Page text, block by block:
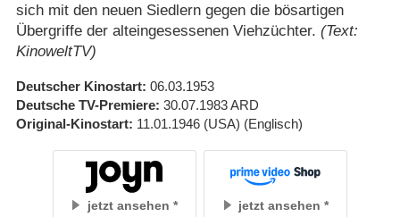
sich mit den neuen Siedlern gegen die bösartigen
Übergriffe der alteingesessenen Viehzüchter. (Text:
KinoweltTV)
Deutscher Kinostart 06.03.1953
Deutsche TV-Premiere 30.07.1983ARD
Original-Kinostart 11.01.1946 (USA) (Englisch)
jetzt ansehen jetzt ansehen